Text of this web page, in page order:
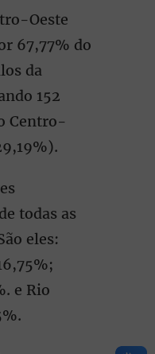
Oeste
67,77% do
da
152
Centro-
todas as
eles:
e Rio